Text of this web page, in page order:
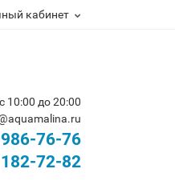
кабинет
10:00 до 20:00
76-76
72-82